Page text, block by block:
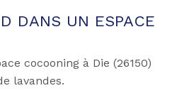
DANS UN ESPACE
cocooning à Die (26150)
lavandes.